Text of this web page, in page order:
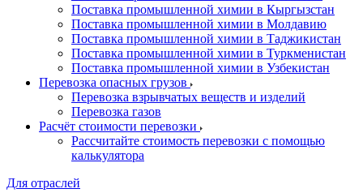
Поставка промышленной химии в Кыргызстан
Поставка промышленной химии в Молдавию
Поставка промышленной химии в Таджикистан
Поставка промышленной химии в Туркменистан
Поставка промышленной химии в Узбекистан
Перевозка опасных грузов
Перевозка взрывчатых веществ и изделий
Перевозка газов
Расчёт стоимости перевозки
Рассчитайте стоимость перевозки с помощью
калькулятора
Для отраслей